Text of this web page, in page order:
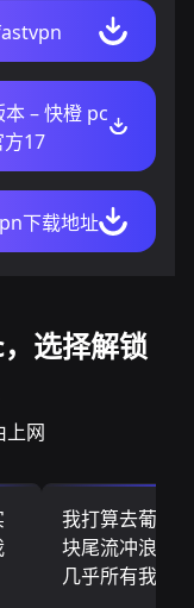
– 快橙 pc
17
下载地址
选择解锁
上网
我打算去葡萄
块尾流冲浪板
几乎所有我需